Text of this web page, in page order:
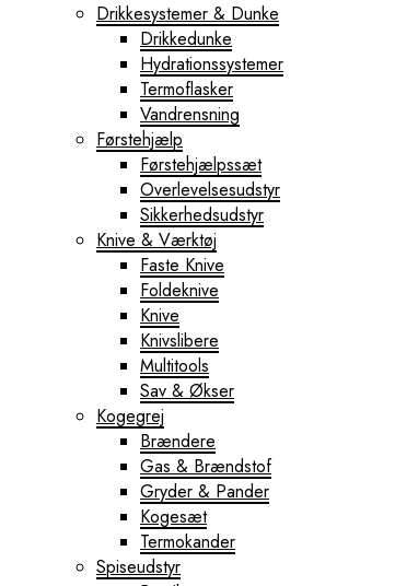
Drikkesystemer & Dunke
Drikkedunke
Hydrationssystemer
Termoflasker
Vandrensning
Førstehjælp
Førstehjælpssæt
Overlevelsesudstyr
Sikkerhedsudstyr
Knive & Værktøj
Faste Knive
Foldeknive
Knive
Knivslibere
Multitools
Sav & Økser
Kogegrej
Brændere
Gas & Brændstof
Gryder & Pander
Kogesæt
Termokander
Spiseudstyr